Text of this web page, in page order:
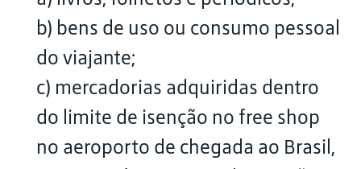
b) bens de uso ou consumo pessoal
do viajante;
c) mercadorias adquiridas dentro
do limite de isenção no free shop
no aeroporto de chegada ao Brasil,